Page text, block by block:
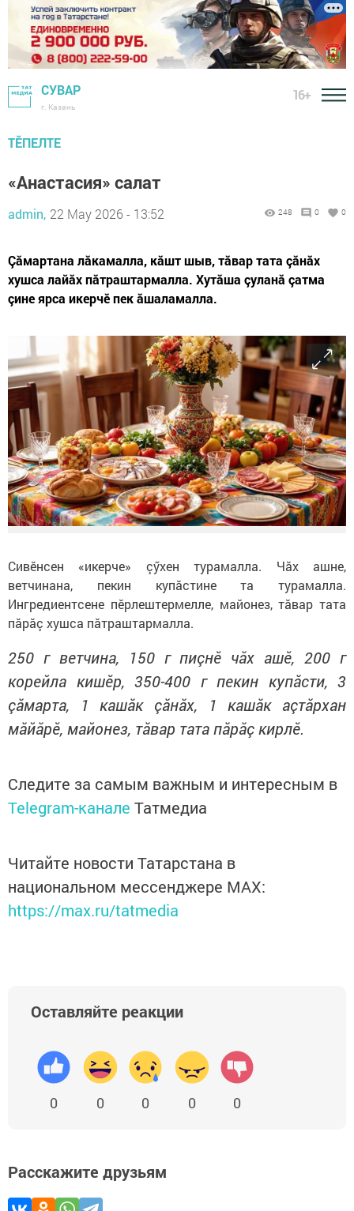
СУВАР
г. Казань
16+
ТӖПЕЛТЕ
«Анастасия» салат
admin, 22 May 2026 - 13:52 248 0 0
Çăмартана лăкамалла, кăшт шыв, тăвар тата çăнăх
хушса лайăх пăтраштармалла. Хутăша çуланă çатма
çине ярса икерчӗ пек ăшаламалла.
Сивӗнсен «икерче» çӳхен турамалла. Чăх ашне,
ветчинана, пекин купăстине та турамалла.
Ингредиентсене пӗрлештермелле, майонез, тăвар тата
пăрăç хушса пăтраштармалла.
250 г ветчина, 150 г пиçнӗ чăх ашӗ, 200 г
корейла кишӗр, 350-400 г пекин купăсти, 3
çăмарта, 1 кашăк çăнăх, 1 кашăк аçтăрхан
мăйăрӗ, майонез, тăвар тата пăрăç кирлӗ.
Следите за самым важным и интересным в
Telegram-канале Татмедиа
Читайте новости Татарстана в
национальном мессенджере MАХ:
https://max.ru/tatmedia
Оставляйте реакции
0 0 0 0 0
Расскажите друзьям